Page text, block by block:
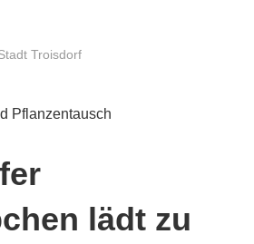
Troisdorf
Pflanzentausch
lädt zu